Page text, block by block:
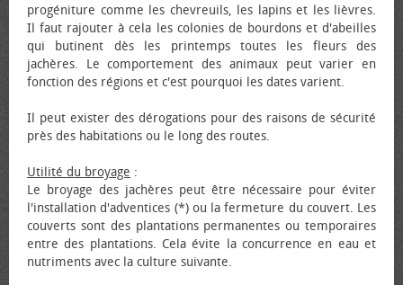
progéniture comme les chevreuils, les lapins et les lièvres.
Il faut rajouter à cela les colonies de bourdons et d'abeilles
qui butinent dès les printemps toutes les fleurs des
jachères. Le comportement des animaux peut varier en
fonction des régions et c'est pourquoi les dates varient.
Il peut exister des dérogations pour des raisons de sécurité
près des habitations ou le long des routes.
Utilité du broyage :
Le broyage des jachères peut être nécessaire pour éviter
l'installation d'adventices (*) ou la fermeture du couvert. Les
couverts sont des plantations permanentes ou temporaires
entre des plantations. Cela évite la concurrence en eau et
nutriments avec la culture suivante.